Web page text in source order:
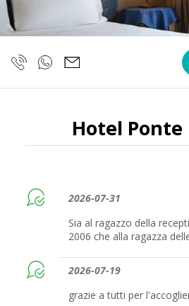
Hotel
2026-07-31
Sia al ragazzo della
2006 che alla ragazza
2026-07-19
grazie a tutti per